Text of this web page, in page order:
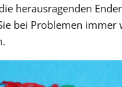
herausragenden
bei Problemen immer